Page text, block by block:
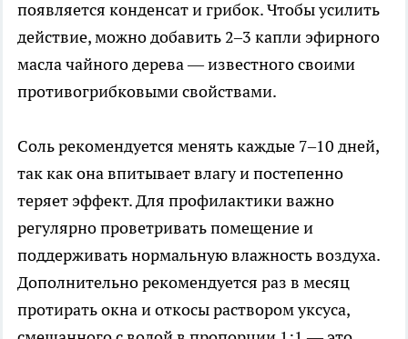
появляется конденсат и грибок. Чтобы усилить
действие, можно добавить 2–3 капли эфирного
масла чайного дерева — известного своими
противогрибковыми свойствами.
Соль рекомендуется менять каждые 7–10 дней,
так как она впитывает влагу и постепенно
теряет эффект. Для профилактики важно
регулярно проветривать помещение и
поддерживать нормальную влажность воздуха.
Дополнительно рекомендуется раз в месяц
протирать окна и откосы раствором уксуса,